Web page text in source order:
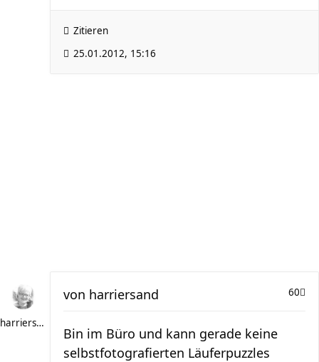
Zitieren
25.01.2012, 15:16
harriersand
60
von harriersand
Bin im Büro und kann gerade keine
selbstfotografierten Läuferpuzzles